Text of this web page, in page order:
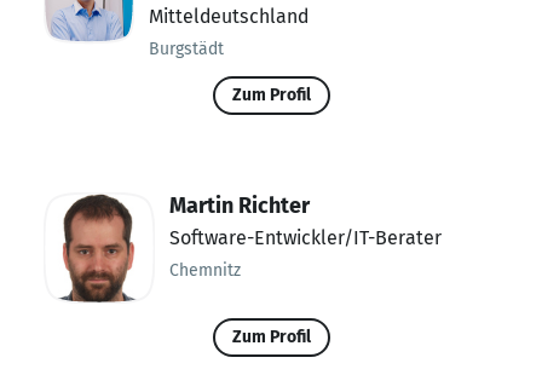
Mitteldeutschland
Burgstädt
Zum Profil
Martin Richter
Software-Entwickler/IT-Berater
Chemnitz
Zum Profil